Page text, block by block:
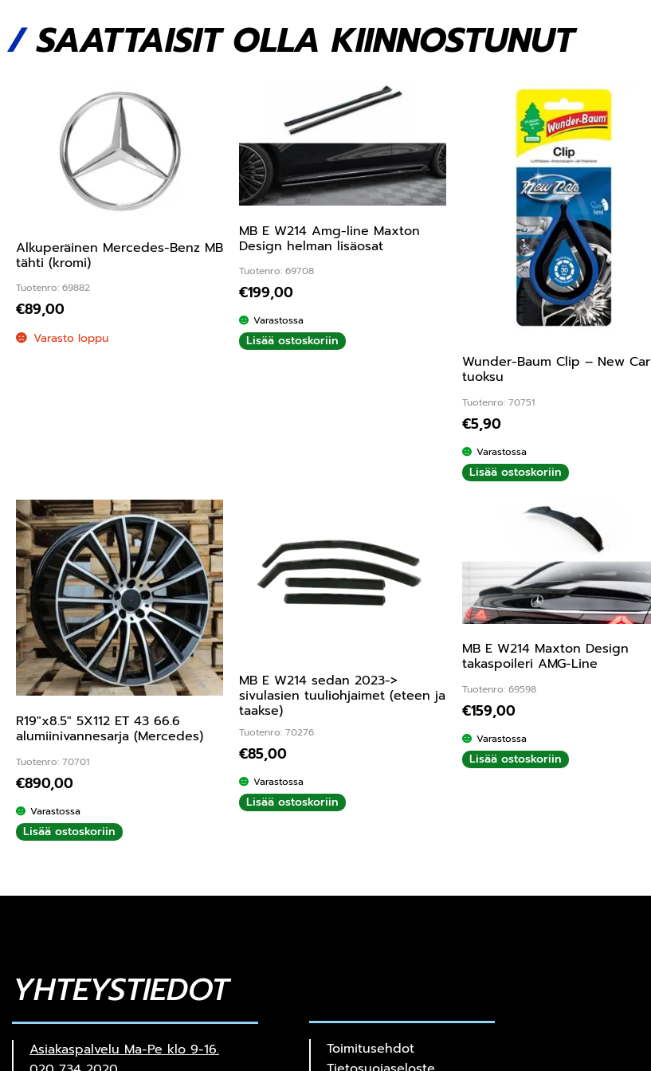
/SAATTAISIT OLLA KIINNOSTUNUT
Alkuperäinen Mercedes-Benz MB
tähti (kromi)
Tuotenro: 69882
€89,00
Varasto loppu
MB E W214 Amg-line Maxton
Design helman lisäosat
Tuotenro: 69708
€199,00
Varastossa
Lisää ostoskoriin
Wunder-Baum Clip – New Car
tuoksu
Tuotenro: 70751
€5,90
Varastossa
Lisää ostoskoriin
R19″x8.5″ 5X112 ET 43 66.6
alumiinivannesarja (Mercedes)
Tuotenro: 70701
€890,00
Varastossa
Lisää ostoskoriin
MB E W214 sedan 2023->
sivulasien tuuliohjaimet (eteen ja
taakse)
Tuotenro: 70276
€85,00
Varastossa
Lisää ostoskoriin
MB E W214 Maxton Design
takaspoileri AMG-Line
Tuotenro: 69598
€159,00
Varastossa
Lisää ostoskoriin
YHTEYSTIEDOT
Asiakaspalvelu Ma-Pe klo 9-16.
Toimitusehdot